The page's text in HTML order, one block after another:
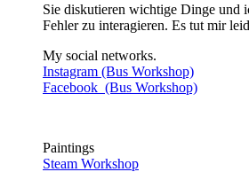
Sie diskutieren wichtige Dinge und
Fehler zu interagieren. Es tut mir
My social networks.
Instagram (Bus Workshop)
Facebook (Bus Workshop)
Paintings
Steam Workshop